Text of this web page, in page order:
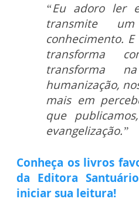
“Eu adoro ler
transmite
conhecimento.
transforma
transforma
humanização,
mais em
que
evangelização.”
Conheça os livros
da Editora
iniciar sua leitura!